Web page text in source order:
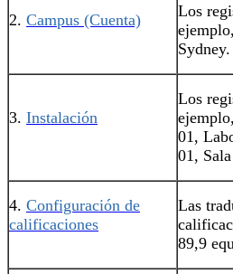
2. Campus (Cuenta)
Los
Sydney.
3. Instalación
Los
01,
01,
4. Configuración de
calificaciones‍
Las
89,9